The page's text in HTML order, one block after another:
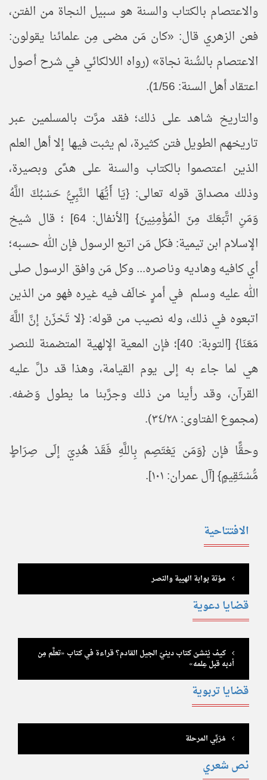
والاعتصام بالكتاب والسنة هو سبيل النجاة من الفتن،
فعن الزهري قال: «كان مَن مضى مِن علمائنا يقولون:
الاعتصام بالسُّنة نجاة» (رواه اللالكائي في شرح أصول
اعتقاد أهل السنة: 1/56).
والتاريخ شاهد على ذلك؛ فقد مرَّت بالمسلمين عبر
تاريخهم الطويل فتن كثيرة، لم يثبت فيها إلا أهل العلم
الذين اعتصموا بالكتاب والسنة على هدًى وبصيرة،
وذلك مصداق قوله تعالى: {يَا أَيُّهَا النَّبِيُّ حَسْبُكَ اللَّهُ
وَمَنِ اتَّبَعَكَ مِنَ الْـمُؤْمِنِينَ} [الأنفال: 64] ؛ قال شيخ
الإسلام ابن تيمية: فكل مَن اتبع الرسول فإن الله حسبه؛
أي كافيه وهاديه وناصره... وكل مَن وافق الرسول صلى
الله عليه وسلم في أمرٍ خالَف فيه غيره فهو من الذين
اتبعوه في ذلك، وله نصيب من قوله: {لا تَحْزَنْ إنَّ اللَّهَ
مَعَنَا} [التوبة: 40]؛ فإن المعية الإلهية المتضمنة للنصر
هي لما جاء به إلى يوم القيامة، وهذا قد دلَّ عليه
القرآن، وقد رأينا من ذلك وجرَّبنا ما يطول وَصْفه.
(مجموع الفتاوى: ٣٤/٢٨).
وحقًّا فإن {وَمَن يَعْتَصِم بِاللَّهِ فَقَدْ هُدِيَ إلَى صِرَاطٍ
مُّسْتَقِيمٍ} [آل عمران: ١٠١].
الافتتاحية
مؤتة بوابة الهيبة والنصر
قضايا دعوية
كيف يُنشئ كتاب دينيّ الجيل القادم؟ قراءة في كتاب «تعلَّم مِن
أدبه قبل عِلمه»
قضايا تربوية
مُرَبِّي المرحلة
نص شعري